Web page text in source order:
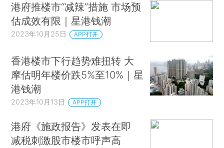
港府推楼市“减辣”措施 市场预
估成效有限｜星港钱潮
2023年10月25日 APP打开
香港楼市下行趋势难扭转 大
摩估明年楼价跌5%至10%｜星
港钱潮
2023年10月13日 APP打开
港府《施政报告》发表在即
减税刺激股市楼市呼声高